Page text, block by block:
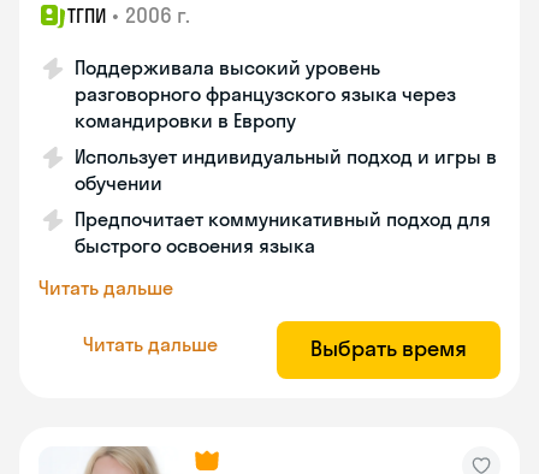
ТГПИ • 2006 г.
Поддерживала высокий уровень
разговорного французского языка через
командировки в Европу
Использует индивидуальный подход и игры в
обучении
Предпочитает коммуникативный подход для
быстрого освоения языка
Читать дальше
Читать дальше Выбрать время